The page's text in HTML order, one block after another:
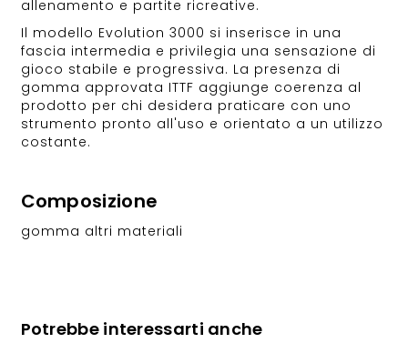
allenamento e partite ricreative.
Il modello Evolution 3000 si inserisce in una
fascia intermedia e privilegia una sensazione di
gioco stabile e progressiva. La presenza di
gomma approvata ITTF aggiunge coerenza al
prodotto per chi desidera praticare con uno
strumento pronto all'uso e orientato a un utilizzo
costante.
Composizione
gomma altri materiali
Potrebbe interessarti anche